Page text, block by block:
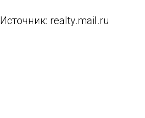
Источник: realty.mail.ru